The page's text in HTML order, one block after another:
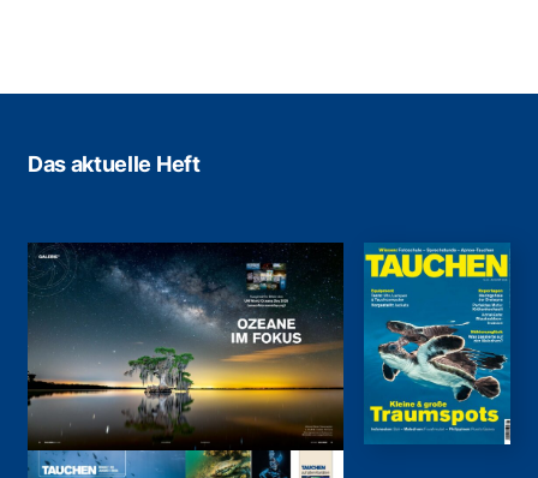
Das aktuelle Heft